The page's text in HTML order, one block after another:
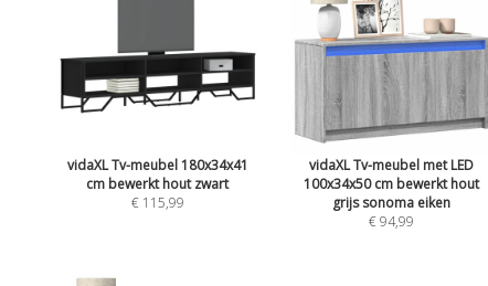
vidaXL Tv-meubel 180x34x41
cm bewerkt hout zwart
€ 115,99
vidaXL Tv-meubel met LED
100x34x50 cm bewerkt hout
grijs sonoma eiken
€ 94,99